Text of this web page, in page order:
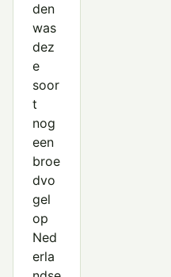
den
was
dez
e
soor
t
nog
een
broe
dvo
gel
op
Ned
erla